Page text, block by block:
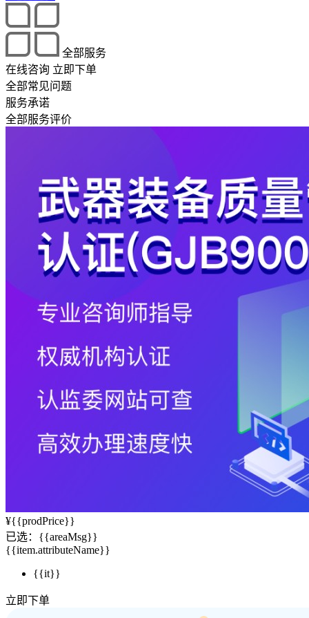
全部服务
在线咨询 立即下单
全部常见问题
服务承诺
全部服务评价
¥{{prodPrice}}
已选： {{areaMsg}}
{{item.attributeName}}
{{it}}
立即下单